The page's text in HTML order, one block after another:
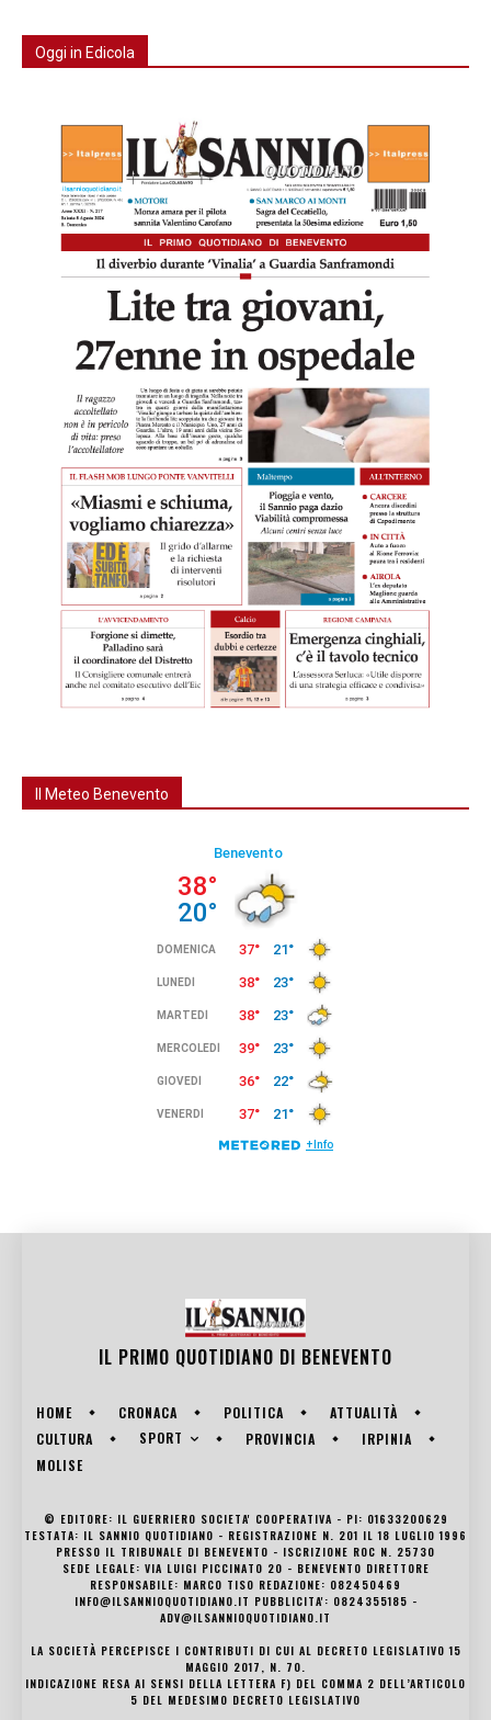
Oggi in Edicola
Il Meteo Benevento
IL PRIMO QUOTIDIANO DI BENEVENTO
HOME CRONACA POLITICA
ATTUALITÀ
CULTURA
SPORT PROVINCIA
IRPINIA
MOLISE
© EDITORE: IL GUERRIERO SOCIETA' COOPERATIVA - PI: 01633200629
TESTATA: IL SANNIO QUOTIDIANO - REGISTRAZIONE N. 201 IL 18 LUGLIO 1996
PRESSO IL TRIBUNALE DI BENEVENTO - ISCRIZIONE ROC N. 25730
SEDE LEGALE: VIA LUIGI PICCINATO 20 - BENEVENTO DIRETTORE
RESPONSABILE: MARCO TISO REDAZIONE: 082450469
INFO@ILSANNIOQUOTIDIANO.IT PUBBLICITA': 0824355185 -
ADV@ILSANNIOQUOTIDIANO.IT
LA SOCIETÀ PERCEPISCE I CONTRIBUTI DI CUI AL DECRETO LEGISLATIVO 15
MAGGIO 2017, N. 70.
INDICAZIONE RESA AI SENSI DELLA LETTERA F) DEL COMMA 2 DELL’ARTICOLO
5 DEL MEDESIMO DECRETO LEGISLATIVO